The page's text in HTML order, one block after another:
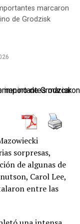
2-2
Ljubicic.
marcaron
de Grodzisk
sorpresas,
de algunas de
Carol Lee,
entre las